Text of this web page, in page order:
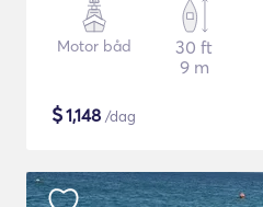
Motor båd
30 ft
9 m
$1,148 /dag